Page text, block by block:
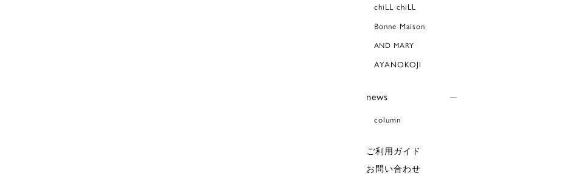
chiLL chiLL
Bonne Maison
AND MARY
AYANOKOJI
news
column
ご利用ガイド
お問い合わせ